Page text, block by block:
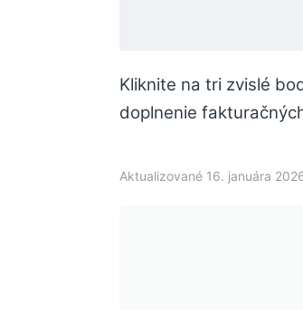
Kliknite na tri zvislé
doplnenie
Aktualizované 16. januára